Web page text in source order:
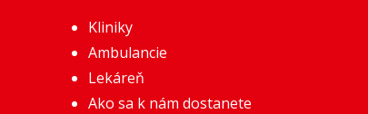
Kliniky
Ambulancie
Lekáreň
Ako sa k nám dostanete